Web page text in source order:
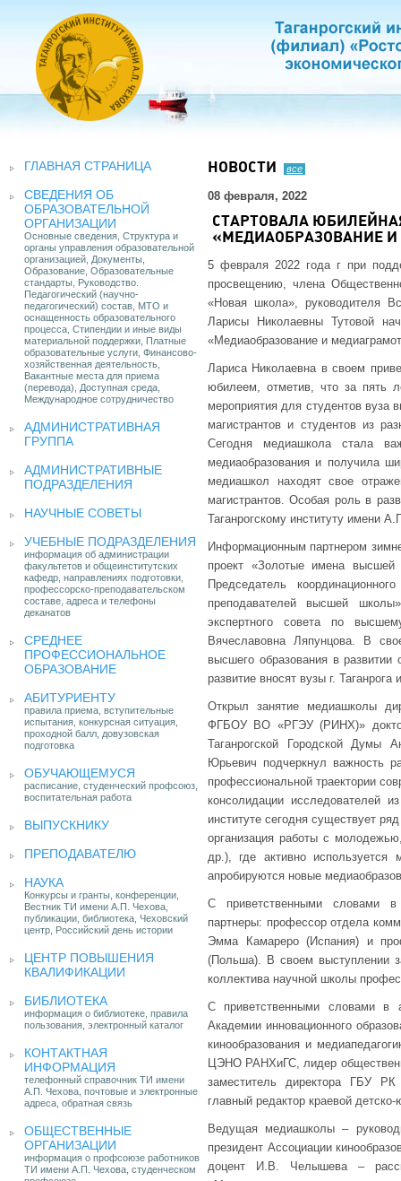
ГЛАВНАЯ СТРАНИЦА
СВЕДЕНИЯ ОБ
ОБРАЗОВАТЕЛЬНОЙ
ОРГАНИЗАЦИИ
Основные сведения, Структура и
органы управления образовательной
организацией, Документы,
Образование, Образовательные
стандарты, Руководство.
Педагогический (научно-
педагогический) состав, МТО и
оснащенность образовательного
процесса, Стипендии и иные виды
материальной поддержки, Платные
образовательные услуги, Финансово-
хозяйственная деятельность,
Вакантные места для приема
(перевода), Доступная среда,
Международное сотрудничество
АДМИНИСТРАТИВНАЯ
ГРУППА
АДМИНИСТРАТИВНЫЕ
ПОДРАЗДЕЛЕНИЯ
НАУЧНЫЕ СОВЕТЫ
УЧЕБНЫЕ ПОДРАЗДЕЛЕНИЯ
информация об администрации
факультетов и общеинститутских
кафедр, направлениях подготовки,
профессорско-преподавательском
составе, адреса и телефоны
деканатов
СРЕДНЕЕ
ПРОФЕССИОНАЛЬНОЕ
ОБРАЗОВАНИЕ
АБИТУРИЕНТУ
правила приема, вступительные
испытания, конкурсная ситуация,
проходной балл, довузовская
подготовка
ОБУЧАЮЩЕМУСЯ
расписание, студенческий профсоюз,
воспитательная работа
ВЫПУСКНИКУ
ПРЕПОДАВАТЕЛЮ
НАУКА
Конкурсы и гранты, конференции,
Вестник ТИ имени А.П. Чехова,
публикации, библиотека, Чеховский
центр, Российский день истории
ЦЕНТР ПОВЫШЕНИЯ
КВАЛИФИКАЦИИ
БИБЛИОТЕКА
информация о библиотеке, правила
пользования, электронный каталог
КОНТАКТНАЯ
ИНФОРМАЦИЯ
телефонный справочник ТИ имени
А.П. Чехова, почтовые и электронные
адреса, обратная связь
ОБЩЕСТВЕННЫЕ
ОРГАНИЗАЦИИ
информация о профсоюзе работников
ТИ имени А.П. Чехова, студенческом
НОВОСТИ все
08 февраля, 2022
СТАРТОВАЛА
«МЕДИАОБРАЗОВАНИЕ
5 февраля 2022 года г при
просвещению, члена
«Новая школа», руководителя
Ларисы Николаевны Тутовой
«Медиаобразование и
Лариса Николаевна в своем
юбилеем, отметив, что за пять
мероприятия для студентов вуза
магистрантов и студентов из
Сегодня медиашкола стала
медиаобразования и получила
медиашкол находят свое
магистрантов. Особая роль в
Таганрогскому институту
Информационным партнером
проект «Золотые имена
Председатель
преподавателей высшей
экспертного совета по
Вячеславовна Ляпунцова. В
высшего образования в
развитие вносят вузы г. Таганрога
Открыл занятие медиашколы
ФГБОУ ВО «РГЭУ (РИНХ)» доктор
Таганрогской Городской Думы
Юрьевич подчеркнул важность
профессиональной траектории
консолидации исследователей
институте сегодня существует
организация работы с
др.), где активно используется
апробируются новые
С приветственными словами в
партнеры: профессор отдела
Эмма Камареро (Испания) и
(Польша). В своем выступлении
коллектива научной школы
С приветственными словами в
Академии инновационного
кинообразования и
ЦЭНО РАНХиГС, лидер
заместитель директора ГБУ
главный редактор краевой
Ведущая медиашколы –
президент Ассоциации
доцент И.В. Челышева –